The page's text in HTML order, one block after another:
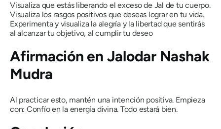
Visualiza que estás liberando el exceso de Jal de tu cuerpo.
Visualiza los rasgos positivos que deseas lograr en tu vida.
Experimenta y visualiza la alegría y la libertad que sentirás
al alcanzar tu objetivo, al cumplir tu deseo
Afirmación en Jalodar Nashak
Mudra
Al practicar esto, mantén una intención positiva. Empieza
con: Confío en la energía divina. Todo estará bien.